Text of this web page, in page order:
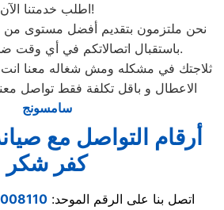
اطلب خدمتنا الآن!
نحن ملتزمون بتقديم أفضل مستوى من
باستقبال اتصالاتكم في أي وقت ضمن مواعيد العمل.
ثلاجتك في مشكله ومش شغاله معنا
الاعطال و باقل تكلفة فقط تواصل
سامسونج
كفر شكر
اتصل بنا على الرقم الموحد: